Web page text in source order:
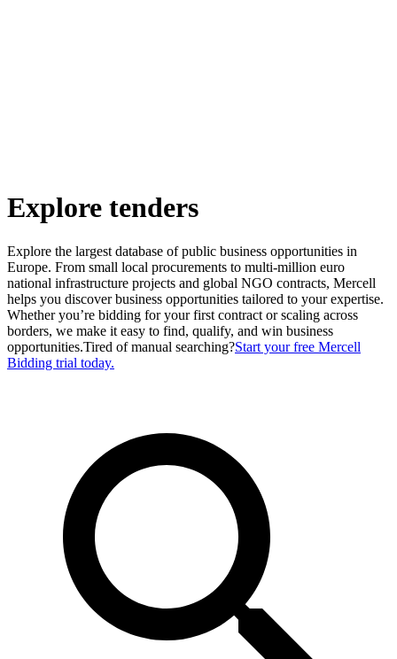
Explore tenders
Explore the largest database of public business opportunities in
Europe. From small local procurements to multi-million euro
national infrastructure projects and global NGO contracts, Mercell
helps you discover business opportunities tailored to your expertise.
Whether you’re bidding for your first contract or scaling across
borders, we make it easy to find, qualify, and win business
opportunities.Tired of manual searching?Start your free Mercell
Bidding trial today.